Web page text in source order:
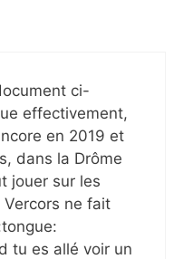
ci-
effectivement,
en 2019 et
dans la Drôme
jouer sur les
ne fait
tu es allé voir un